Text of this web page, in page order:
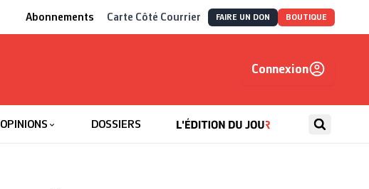
Abonnements Carte Côté Courrier FAIRE UN DON BOUTIQUE
Connexion
OPINIONS DOSSIERS